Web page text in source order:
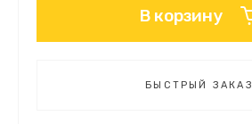
В корзину
БЫСТРЫЙ ЗАКАЗ